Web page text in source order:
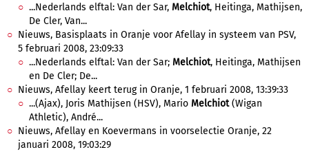
...Nederlands elftal: Van der Sar, Melchiot, Heitinga, Mathijsen,
De Cler, Van...
Nieuws, Basisplaats in Oranje voor Afellay in systeem van PSV,
5 februari 2008, 23:09:33
...Nederlands elftal: Van der Sar; Melchiot, Heitinga, Mathijsen
en De Cler; De...
Nieuws, Afellay keert terug in Oranje, 1 februari 2008, 13:39:33
...(Ajax), Joris Mathijsen (HSV), Mario Melchiot(Wigan
Athletic), André...
Nieuws, Afellay en Koevermans in voorselectie Oranje, 22
januari 2008, 19:03:29